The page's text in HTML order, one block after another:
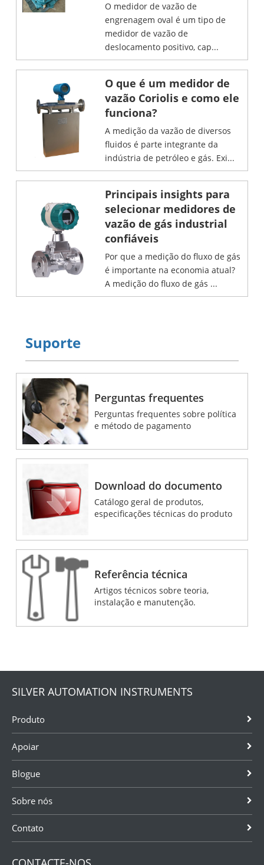
O medidor de vazão de
engrenagem oval é um tipo de
medidor de vazão de
deslocamento positivo, cap...
O que é um medidor de
vazão Coriolis e como ele
funciona?
A medição da vazão de diversos
fluidos é parte integrante da
indústria de petróleo e gás. Exi...
Principais insights para
selecionar medidores de
vazão de gás industrial
confiáveis
Por que a medição do fluxo de gás
é importante na economia atual?
A medição do fluxo de gás ...
Suporte
Perguntas frequentes
Perguntas frequentes sobre política
e método de pagamento
Download do documento
Catálogo geral de produtos,
especificações técnicas do produto
Referência técnica
Artigos técnicos sobre teoria,
instalação e manutenção.
SILVER AUTOMATION INSTRUMENTS
Produto
Apoiar
Blogue
Sobre nós
Contato